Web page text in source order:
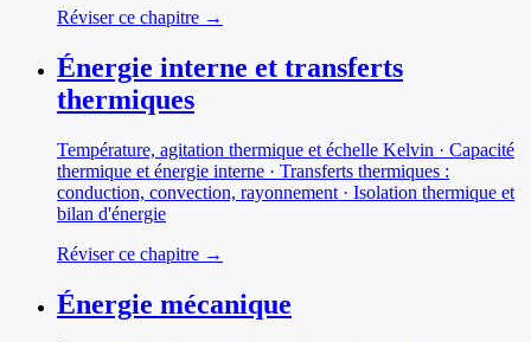
Réviser ce chapitre →
Énergie interne et transferts
thermiques
Température, agitation thermique et échelle Kelvin · Capacité
thermique et énergie interne · Transferts thermiques :
conduction, convection, rayonnement · Isolation thermique et
bilan d'énergie
Réviser ce chapitre →
Énergie mécanique